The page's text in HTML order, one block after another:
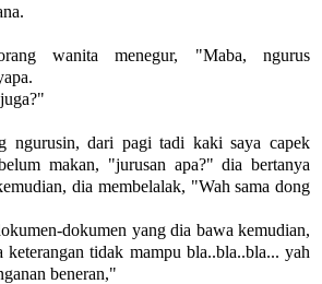
wanita menegur, "Maba, ngurus
ngurusin, dari pagi tadi kaki saya capek
makan, "jurusan apa?" dia bertanya
dia membelalak, "Wah sama dong
dokumen yang dia bawa kemudian,
tidak mampu bla..bla..bla... yah
beneran,"